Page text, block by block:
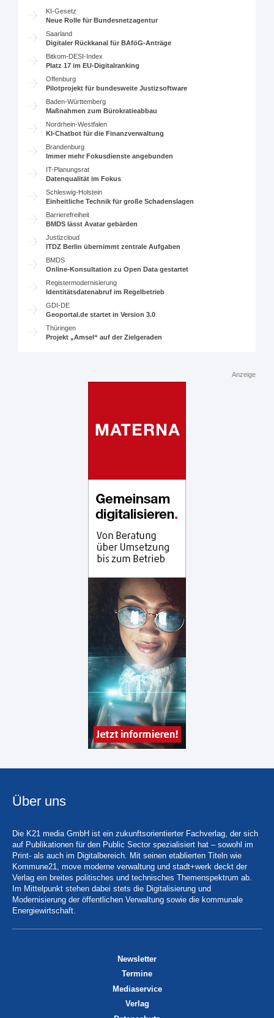
KI-Gesetz
Neue Rolle für Bundesnetzagentur
Saarland
Digitaler Rückkanal für BAföG-Anträge
Bitkom-DESI-Index
Platz 17 im EU-Digitalranking
Offenburg
Pilotprojekt für bundesweite Justizsoftware
Baden-Württemberg
Maßnahmen zum Bürokratieabbau
Nordrhein-Westfalen
KI-Chatbot für die Finanzverwaltung
Brandenburg
Immer mehr Fokusdienste angebunden
IT-Planungsrat
Datenqualität im Fokus
Schleswig-Holstein
Einheitliche Technik für große Schadenslagen
Barrierefreiheit
BMDS lässt Avatar gebärden
Justizcloud
ITDZ Berlin übernimmt zentrale Aufgaben
BMDS
Online-Konsultation zu Open Data gestartet
Registermodernisierung
Identitätsdatenabruf im Regelbetrieb
GDI-DE
Geoportal.de startet in Version 3.0
Thüringen
Projekt „Amsel“ auf der Zielgeraden
Anzeige
Über uns
Die K21 media GmbH ist ein zukunftsorientierter Fachverlag, der sich
auf Publikationen für den Public Sector spezialisiert hat – sowohl im
Print- als auch im Digitalbereich. Mit seinen etablierten Titeln wie
Kommune21, move moderne verwaltung und stadt+werk deckt der
Verlag ein breites politisches und technisches Themenspektrum ab.
Im Mittelpunkt stehen dabei stets die Digitalisierung und
Modernisierung der öffentlichen Verwaltung sowie die kommunale
Energiewirtschaft.
Newsletter
Termine
Mediaservice
Verlag